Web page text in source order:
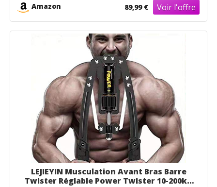
Amazon 89,99 €
LEJIEYIN Musculation Avant Bras Barre
Twister Réglable Power Twister 10-200kg